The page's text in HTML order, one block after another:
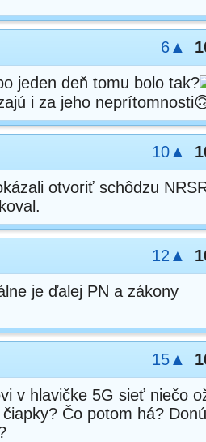
6▲
jeden deň tomu bolo tak?
i za jeho
10▲
otvoriť schôdzu
12▲
je ďalej PN a zákony
15▲
v hlavičke 5G sieť niečo
Čo potom há?